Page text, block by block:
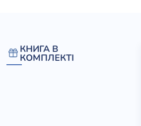
КНИГА В
КОМПЛЕКТІ